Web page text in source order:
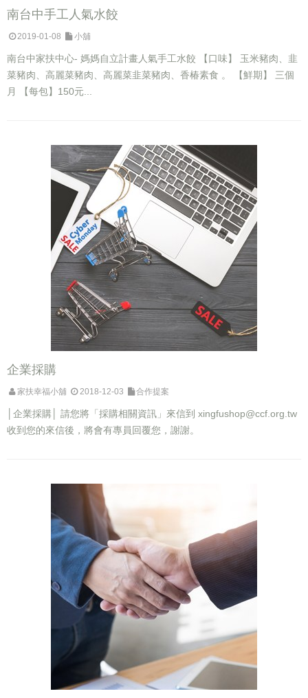
南台中手工人氣水餃
2019-01-08 小舖
南台中家扶中心- 媽媽自立計畫人氣手工水餃 【口味】 玉米豬肉、韭
菜豬肉、高麗菜豬肉、高麗菜韭菜豬肉、香椿素食 。 【鮮期】 三個
月 【每包】150元...
企業採購
家扶幸福小舖 2018-12-03 合作提案
│企業採購│ 請您將「採購相關資訊」來信到 xingfushop@ccf.org.tw
收到您的來信後，將會有專員回覆您，謝謝。